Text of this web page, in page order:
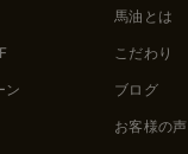
ン
馬油とは
こだわり
ブログ
お客様の声